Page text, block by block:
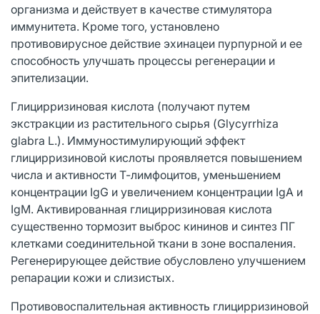
организма и действует в качестве стимулятора
иммунитета. Кроме того, установлено
противовирусное действие эхинацеи пурпурной и ее
способность улучшать процессы регенерации и
эпителизации.
Глицирризиновая кислота (получают путем
экстракции из растительного сырья (Glycyrrhiza
glabra L.). Иммуностимулирующий эффект
глицирризиновой кислоты проявляется повышением
числа и активности Т-лимфоцитов, уменьшением
концентрации IgG и увеличением концентрации IgА и
IgМ. Активированная глицирризиновая кислота
существенно тормозит выброс кининов и синтез ПГ
клетками соединительной ткани в зоне воспаления.
Регенерирующее действие обусловлено улучшением
репарации кожи и слизистых.
Противовоспалительная активность глицирризиновой